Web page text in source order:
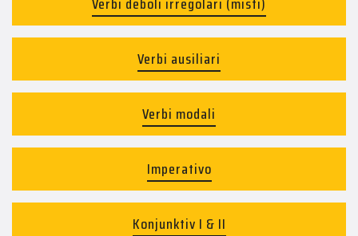
Verbi ausiliari
Verbi modali
Imperativo
Konjunktiv I & II